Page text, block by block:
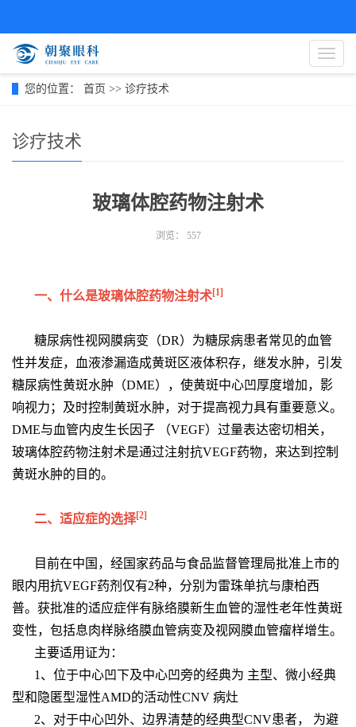
导
航
您的位置： 首页 >> 诊疗技术
诊疗技术
玻璃体腔药物注射术
浏览： 557
一、什么是玻璃体腔药物注射术[1]
糖尿病性视网膜病变（DR）为糖尿病患者常见的血管
性并发症，血液渗漏造成黄斑区液体积存，继发水肿，引发
糖尿病性黄斑水肿（DME），使黄斑中心凹厚度增加，影
响视力；及时控制黄斑水肿，对于提高视力具有重要意义。
DME与血管内皮生长因子 （VEGF）过量表达密切相关，
玻璃体腔药物注射术是通过注射抗VEGF药物，来达到控制
黄斑水肿的目的。
二、适应症的选择[2]
目前在中国，经国家药品与食品监督管理局批准上市的
眼内用抗VEGF药剂仅有2种，分别为雷珠单抗与康柏西
普。获批准的适应症伴有脉络膜新生血管的湿性老年性黄斑
变性，包括息肉样脉络膜血管病变及视网膜血管瘤样增生。
主要适用证为：
1、位于中心凹下及中心凹旁的经典为 主型、微小经典
型和隐匿型湿性AMD的活动性CNV 病灶
2、对于中心凹外、边界清楚的经典型CNV患者， 为避